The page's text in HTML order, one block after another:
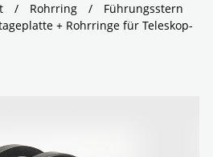
/ Rohrring /
Führungsstern
+ Rohrringe für Teleskop-